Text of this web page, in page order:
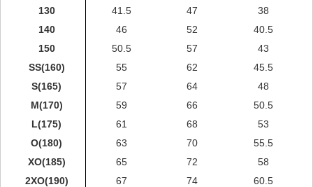
130
41.5 47
38
140
46 52
40.5
150
50.5 57
43
SS(160)
55 62
45.5
S(165)
57 64
48
M(170)
59 66
50.5
L(175)
61 68
53
O(180)
63 70
55.5
XO(185)
65 72
58
2XO(190)
67 74
60.5